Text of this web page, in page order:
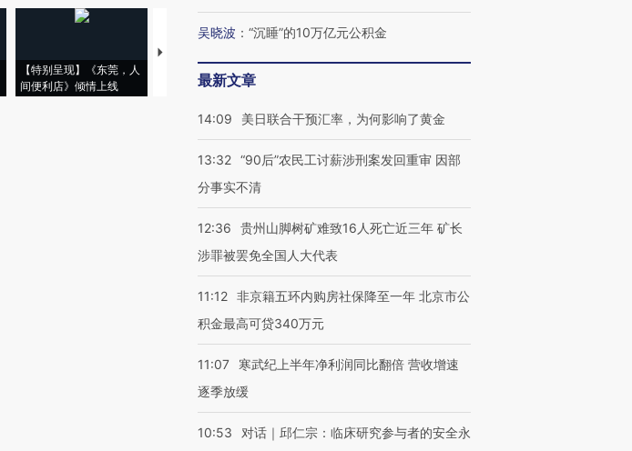
【特别呈现】《东莞，人
间便利店》倾情上线
【推广】走进第四届链博
会，让数智科技“链”接产
吴晓波 ： “沉睡”的10万亿元公积金
最新文章
14:09 美日联合干预汇率，为何影响了黄金
13:32 “90后”农民工讨薪涉刑案发回重审 因部
分事实不清
12:36
贵州山脚树矿难致16人死亡近三年 矿长
涉罪被罢免全国人大代表
11:12 非京籍五环内购房社保降至一年 北京市公
积金最高可贷340万元
11:07
寒武纪上半年净利润同比翻倍 营收增速
逐季放缓
10:53
对话｜邱仁宗：临床研究参与者的安全永